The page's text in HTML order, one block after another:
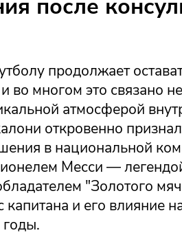
после
продолжает
во многом это связано
атмосферой
откровенно
в национальной
Месси —
"Золотого
и его влияние
годы.